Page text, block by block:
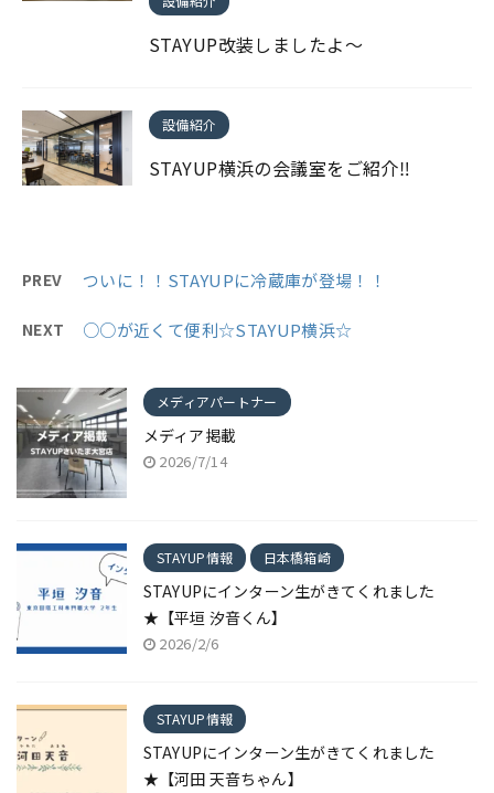
STAYUP改装しましたよ～
設備紹介
STAYUP横浜の会議室をご紹介‼
PREV ついに！！STAYUPに冷蔵庫が登場！！
NEXT ○○が近くて便利☆STAYUP横浜☆
メディアパートナー
メディア掲載
2026/7/14
STAYUP情報 日本橋箱崎
STAYUPにインターン生がきてくれました
★【平垣 汐音くん】
2026/2/6
STAYUP情報
STAYUPにインターン生がきてくれました
★【河田 天音ちゃん】